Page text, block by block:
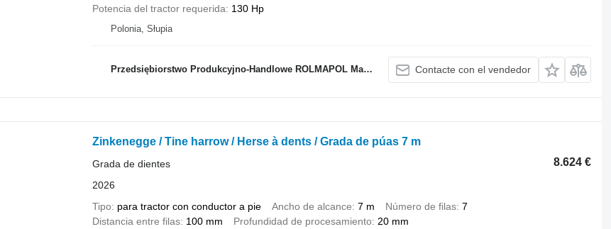
Potencia del tractor requerida
130 Hp
Polonia, Słupia
Przedsiębiorstwo Produkcyjno-Handlowe ROLMAPOL Marcin Dziekan Contacte con el vendedor
Zinkenegge / Tine harrow / Herse à dents / Grada de púas 7 m
8.624 €
Grada de dientes
2026
Tipo
para tractor con conductor a pie Ancho de alcance 7 m Número de filas 7
Distancia entre filas 100 mm Profundidad de procesamiento
20 mm